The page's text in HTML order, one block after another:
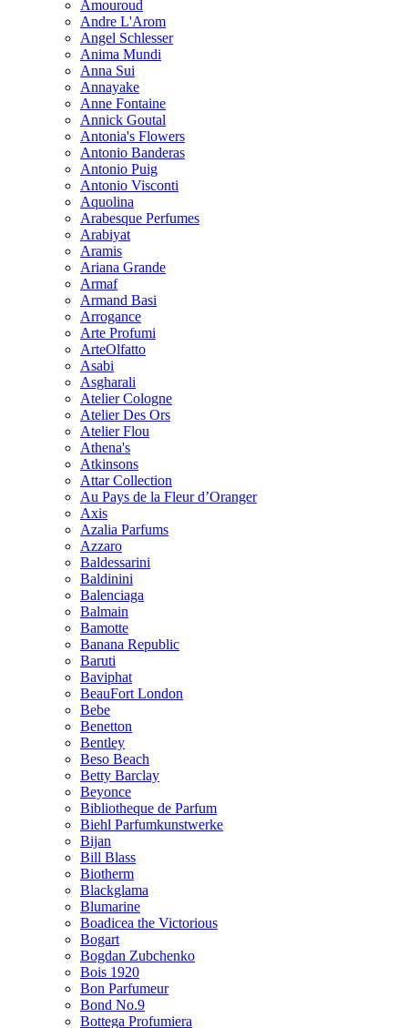
Amouroud
Andre L'Arom
Angel Schlesser
Anima Mundi
Anna Sui
Annayake
Anne Fontaine
Annick Goutal
Antonia's Flowers
Antonio Banderas
Antonio Puig
Antonio Visconti
Aquolina
Arabesque Perfumes
Arabiyat
Aramis
Ariana Grande
Armaf
Armand Basi
Arrogance
Arte Profumi
ArteOlfatto
Asabi
Asgharali
Atelier Cologne
Atelier Des Ors
Atelier Flou
Athena's
Atkinsons
Attar Collection
Au Pays de la Fleur d’Oranger
Axis
Azalia Parfums
Azzaro
Baldessarini
Baldinini
Balenciaga
Balmain
Bamotte
Banana Republic
Baruti
Baviphat
BeauFort London
Bebe
Benetton
Bentley
Beso Beach
Betty Barclay
Beyonce
Bibliotheque de Parfum
Biehl Parfumkunstwerke
Bijan
Bill Blass
Biotherm
Blackglama
Blumarine
Boadicea the Victorious
Bogart
Bogdan Zubchenko
Bois 1920
Bon Parfumeur
Bond No.9
Bottega Profumiera